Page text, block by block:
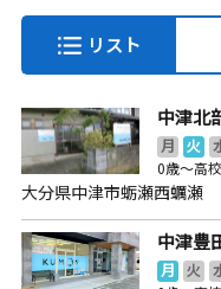
リスト
中津北
月 火
0歳～高
大分県中津市蛎瀬西蠣瀬
中津豊
月 火